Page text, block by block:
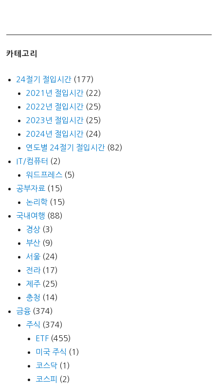
카테고리
24절기 절입시간 (177)
2021년 절입시간 (22)
2022년 절입시간 (25)
2023년 절입시간 (25)
2024년 절입시간 (24)
연도별 24절기 절입시간 (82)
IT/컴퓨터 (2)
워드프레스 (5)
공부자료 (15)
논리학 (15)
국내여행 (88)
경상 (3)
부산 (9)
서울 (24)
전라(17)
제주 (25)
충청 (14)
금융 (374)
주식 (374)
ETF (455)
미국 주식 (1)
코스닥 (1)
코스피 (2)